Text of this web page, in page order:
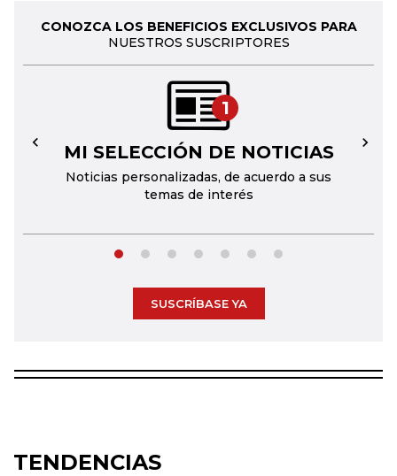
CONOZCA LOS BENEFICIOS EXCLUSIVOS PARA
NUESTROS SUSCRIPTORES
1
MI SELECCIÓN DE NOTICIAS
Noticias personalizadas, de acuerdo a sus
temas de interés
← →
SUSCRÍBASE YA
TENDENCIAS